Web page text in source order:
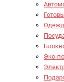
Эко-